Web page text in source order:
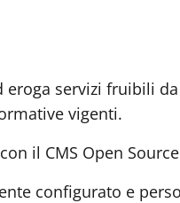
eroga servizi fruibili
vigenti.
il CMS Open
configurato e